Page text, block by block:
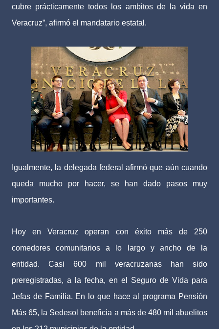
cubre prácticamente todos los ambitos de la vida en
Veracruz”, afirmó el mandatario estatal.
Igualmente, la delegada federal afirmó que aún cuando
queda mucho por hacer, se han dado pasos muy
importantes.
Hoy en Veracruz operan con éxito más de 250
comedores comunitarios a lo largo y ancho de la
entidad. Casi 600 mil veracruzanas han sido
preregistradas, a la fecha, en el Seguro de Vida para
Jefas de Familia. En lo que hace al programa Pensión
Más 65, la Sedesol beneficia a más de 480 mil abuelitos